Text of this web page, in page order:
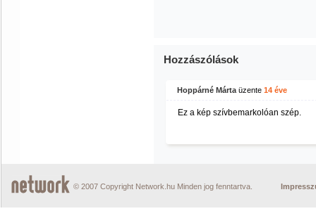
Hozzászólások
Hoppárné Márta üzente 14 éve
Ez a kép szívbemarkolóan szép.
© 2007 Copyright Network.hu Minden jog fenntartva.